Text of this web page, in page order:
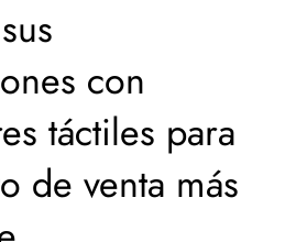
con
táctiles para
de venta más